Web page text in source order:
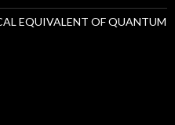
EQUIVALENT OF QUANTUM